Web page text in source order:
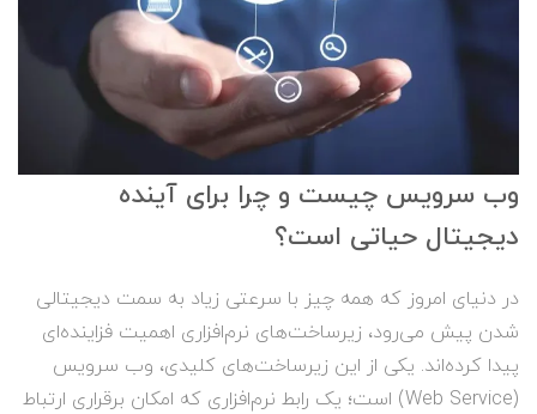
وب سرویس‌ چیست و چرا برای آینده
دیجیتال حیاتی است؟
در دنیای امروز که همه چیز با سرعتی زیاد به سمت دیجیتالی
شدن پیش می‌رود، زیرساخت‌های نرم‌افزاری اهمیت فزاینده‌ای
پیدا کرده‌اند. یکی از این زیرساخت‌های کلیدی، وب سرویس
(Web Service) است؛ یک رابط نرم‌افزاری که امکان برقراری ارتباط